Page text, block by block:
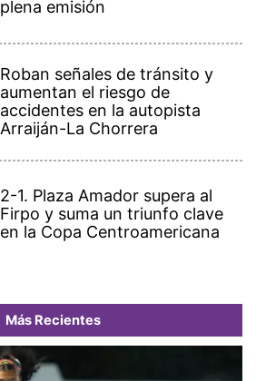
plena emisión
Roban señales de tránsito y
aumentan el riesgo de
accidentes en la autopista
Arraiján-La Chorrera
2-1. Plaza Amador supera al
Firpo y suma un triunfo clave
en la Copa Centroamericana
Más Recientes